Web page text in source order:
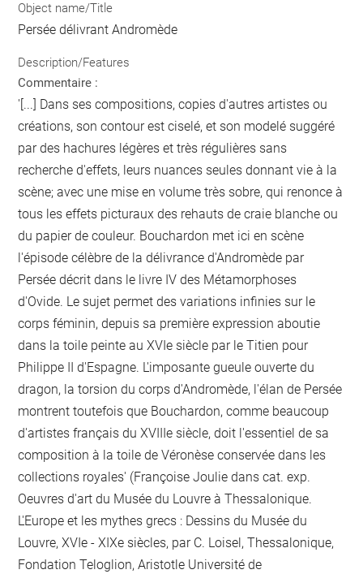
Object name/Title
Persée délivrant Andromède
Description/Features
Commentaire :
'[...] Dans ses compositions, copies d'autres artistes ou
créations, son contour est ciselé, et son modelé suggéré
par des hachures légères et très régulières sans
recherche d'effets, leurs nuances seules donnant vie à la
scène; avec une mise en volume très sobre, qui renonce à
tous les effets picturaux des rehauts de craie blanche ou
du papier de couleur. Bouchardon met ici en scène
l'épisode célèbre de la délivrance d'Andromède par
Persée décrit dans le livre IV des Métamorphoses
d'Ovide. Le sujet permet des variations infinies sur le
corps féminin, depuis sa première expression aboutie
dans la toile peinte au XVIe siècle par le Titien pour
Philippe II d'Espagne. L'imposante gueule ouverte du
dragon, la torsion du corps d'Andromède, l'élan de Persée
montrent toutefois que Bouchardon, comme beaucoup
d'artistes français du XVIIIe siècle, doit l'essentiel de sa
composition à la toile de Véronèse conservée dans les
collections royales' (Françoise Joulie dans cat. exp.
Oeuvres d'art du Musée du Louvre à Thessalonique.
L'Europe et les mythes grecs : Dessins du Musée du
Louvre, XVIe - XIXe siècles, par C. Loisel, Thessalonique,
Fondation Teloglion, Aristotle Université de